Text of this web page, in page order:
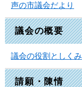
声の市議会だより
議会の概要
議会の役割としくみ
請願・陳情